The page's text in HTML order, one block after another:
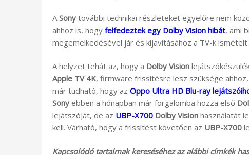
A Sony további technikai részleteket egyelőre nem
ahhoz is, hogy felfedeztek egy Dolby Vision hibát, ami
megemelkedésével jár és kijavításához a TV-k
A helyzet tehát az, hogy a Dolby Vision
Apple TV 4K, firmware frissítésre lesz szüksége
már tudható, hogy az Oppo Ultra HD Blu-ray
Sony ebben a hónapban már forgalomba hozza első
lejátszóját, de az UBP-X700 Dolby Vision használatát
kell. Várható, hogy a frissítést követően az UBP-X700
Kapcsolódó tartalmak kereséséhez az alábbi címkék